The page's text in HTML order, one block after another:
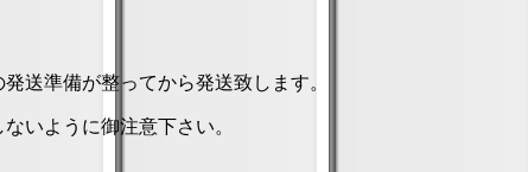
送準備が整ってから発送致します。
いように御注意下さい。